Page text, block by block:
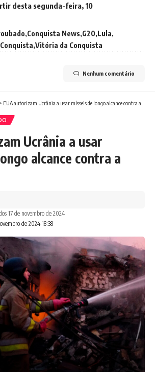
desta segunda-feira, 10
Conquista News G20 Lula
Vitória da Conquista
Nenhum comentário
> EUA autorizam Ucrânia a usar mísseis de longo alcance contra a Rússia
Ucrânia a usar
alcance contra a
de 2024 18:38
17 de novembro de 2024